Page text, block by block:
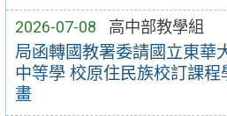
2026-07-08 高中部教學組
局函轉國教署委請國立東華
中等學 校原住民族校訂課
畫